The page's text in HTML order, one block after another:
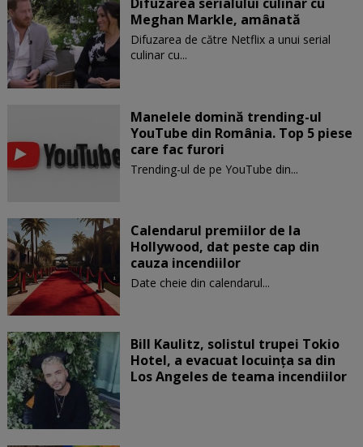
Meghan Markle, amânată
Difuzarea de către Netflix a unui serial
culinar cu...
Manelele domină trending-ul
YouTube din România. Top 5 piese
care fac furori
Trending-ul de pe YouTube din...
Calendarul premiilor de la
Hollywood, dat peste cap din
cauza incendiilor
Date cheie din calendarul...
Bill Kaulitz, solistul trupei Tokio
Hotel, a evacuat locuinţa sa din
Los Angeles de teama incendiilor